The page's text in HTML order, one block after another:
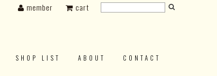
SHOP LIST ABOUT CONTACT
member cart